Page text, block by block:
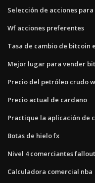
Selección de acciones
Wf acciones preferentes
Tasa de cambio de bitcoin
Mejor lugar para vender
Precio del petróleo crudo
Precio actual de cardano
Practique la aplicación de
Botas de hielo fx
Nivel 4 comerciantes
Calculadora comercial nba